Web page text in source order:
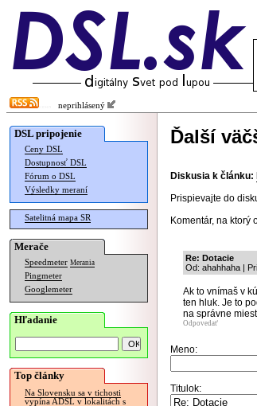
neprihlásený
DSL pripojenie
Ceny DSL
Dostupnosť DSL
Fórum o DSL
Výsledky meraní
Satelitná mapa SR
Merače
Speedmeter Merania
Pingmeter
Googlemeter
Hľadanie
Top články
Na Slovensku sa v tichosti
vypína ADSL v lokalitách s
Ďalší
Diskusia k článku:
Prispievajte do
Komentár, na ktorý
Re: Dotacie
Od: ahahhaha |
Ak to vnímaš v
ten hluk. Je to
na správne
Odpovedať
Meno:
Titulok: